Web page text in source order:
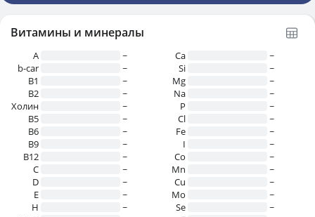
Витамины и минералы
A
~
b-car
~
В1
~
B2
~
Холин
~
B5
~
B6
~
B9
~
B12
~
C
~
D
~
E
~
H
~
Ca
~
Si
~
Mg
~
Na
~
P
~
Cl
~
Fe
~
I
~
Co
~
Mn
~
Cu
~
Mo
~
Se
~